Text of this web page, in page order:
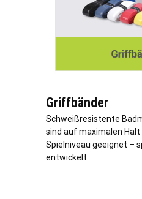
Griffbänder
Schweißresistente
sind auf maximalen Halt
Spielniveau geeignet –
entwickelt.